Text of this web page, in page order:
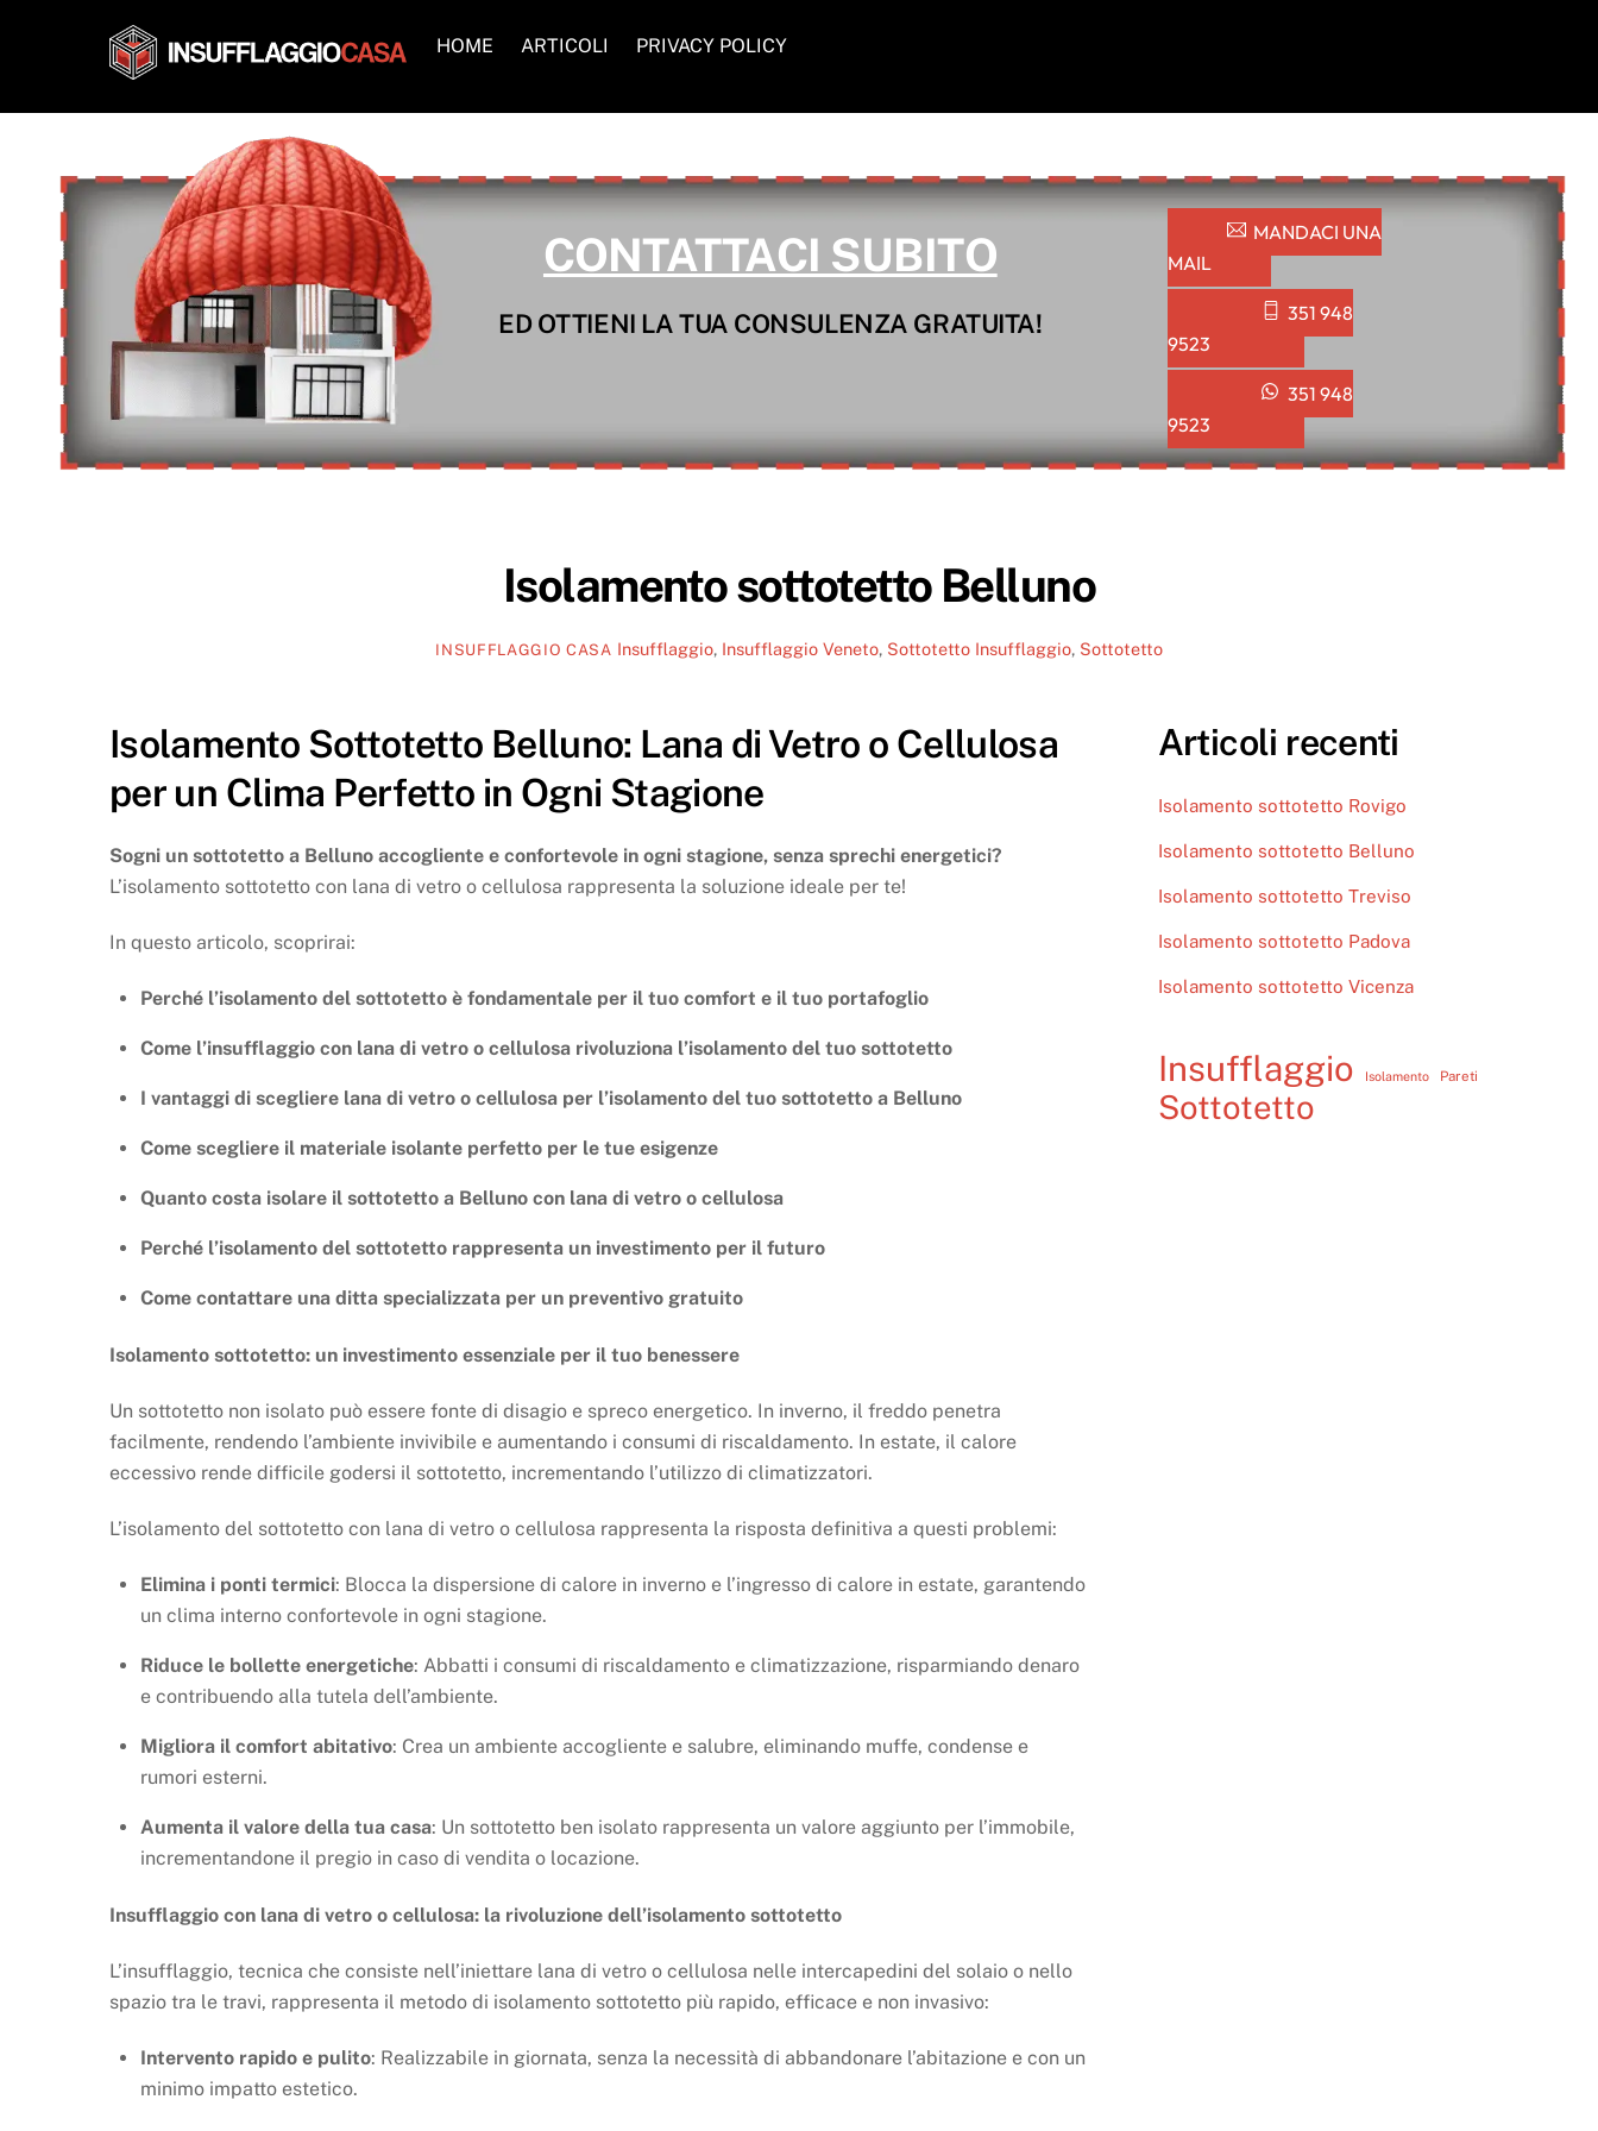
HOME ARTICOLI PRIVACY POLICY
CONTATTACI SUBITO
ED OTTIENI LA TUA CONSULENZA GRATUITA!
MANDACI UNA
MAIL
351 948
9523
351 948
9523
Isolamento sottotetto Belluno
INSUFFLAGGIO CASA Insufflaggio, Insufflaggio Veneto, Sottotetto Insufflaggio, Sottotetto
Isolamento Sottotetto Belluno: Lana di Vetro o Cellulosa
per un Clima Perfetto in Ogni Stagione
Sogni un sottotetto a Belluno accogliente e confortevole in ogni stagione, senza sprechi energetici?
L’isolamento sottotetto con lana di vetro o cellulosa rappresenta la soluzione ideale per te!
In questo articolo, scoprirai:
Perché l’isolamento del sottotetto è fondamentale per il tuo comfort e il tuo portafoglio
Come l’insufflaggio con lana di vetro o cellulosa rivoluziona l’isolamento del tuo sottotetto
I vantaggi di scegliere lana di vetro o cellulosa per l’isolamento del tuo sottotetto a Belluno
Come scegliere il materiale isolante perfetto per le tue esigenze
Quanto costa isolare il sottotetto a Belluno con lana di vetro o cellulosa
Perché l’isolamento del sottotetto rappresenta un investimento per il futuro
Come contattare una ditta specializzata per un preventivo gratuito
Isolamento sottotetto: un investimento essenziale per il tuo benessere
Un sottotetto non isolato può essere fonte di disagio e spreco energetico. In inverno, il freddo penetra
facilmente, rendendo l’ambiente invivibile e aumentando i consumi di riscaldamento. In estate, il calore
eccessivo rende difficile godersi il sottotetto, incrementando l’utilizzo di climatizzatori.
L’isolamento del sottotetto con lana di vetro o cellulosa rappresenta la risposta definitiva a questi problemi:
Elimina i ponti termici: Blocca la dispersione di calore in inverno e l’ingresso di calore in estate, garantendo
un clima interno confortevole in ogni stagione.
Riduce le bollette energetiche: Abbatti i consumi di riscaldamento e climatizzazione, risparmiando denaro
e contribuendo alla tutela dell’ambiente.
Migliora il comfort abitativo: Crea un ambiente accogliente e salubre, eliminando muffe, condense e
rumori esterni.
Aumenta il valore della tua casa: Un sottotetto ben isolato rappresenta un valore aggiunto per l’immobile,
incrementandone il pregio in caso di vendita o locazione.
Insufflaggio con lana di vetro o cellulosa: la rivoluzione dell’isolamento sottotetto
L’insufflaggio, tecnica che consiste nell’iniettare lana di vetro o cellulosa nelle intercapedini del solaio o nello
spazio tra le travi, rappresenta il metodo di isolamento sottotetto più rapido, efficace e non invasivo:
Intervento rapido e pulito: Realizzabile in giornata, senza la necessità di abbandonare l’abitazione e con un
minimo impatto estetico.
Articoli recenti
Isolamento sottotetto Rovigo
Isolamento sottotetto Belluno
Isolamento sottotetto Treviso
Isolamento sottotetto Padova
Isolamento sottotetto Vicenza
Insufflaggio Isolamento Pareti
Sottotetto